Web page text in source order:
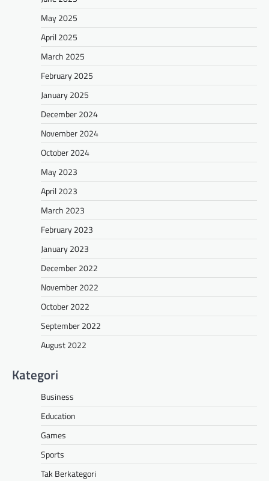
May 2025
April 2025
March 2025
February 2025
January 2025
December 2024
November 2024
October 2024
May 2023
April 2023
March 2023
February 2023
January 2023
December 2022
November 2022
October 2022
September 2022
August 2022
Kategori
Business
Education
Games
Sports
Tak Berkategori